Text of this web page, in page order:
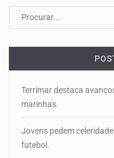
Terrimar destaca
marinhas.
Jovens pedem
futebol.